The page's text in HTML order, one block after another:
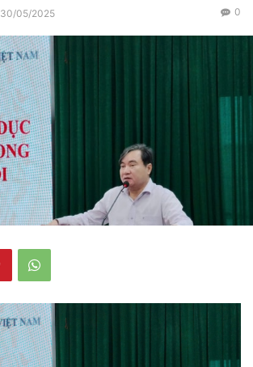
30/05/2025 0